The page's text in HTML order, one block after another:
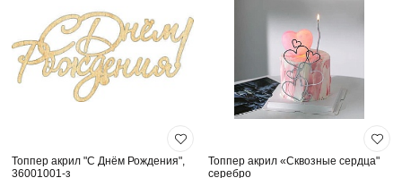
Топпер акрил "С Днём Рождения",
36001001-з
Топпер акрил «Сквозные сердца"
серебро